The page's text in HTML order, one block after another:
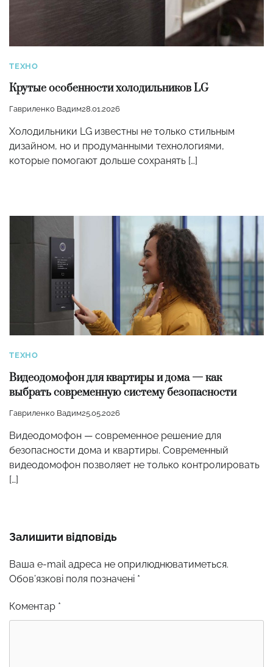
ТЕХНО
Крутые особенности холодильников LG
Гавриленко Вадим28.01.2026
Холодильники LG известны не только стильным
дизайном, но и продуманными технологиями,
которые помогают дольше сохранять […]
ТЕХНО
Видеодомофон для квартиры и дома — как
выбрать современную систему безопасности
Гавриленко Вадим25.05.2026
Видеодомофон — современное решение для
безопасности дома и квартиры. Современный
видеодомофон позволяет не только контролировать
[…]
Залишити відповідь
Ваша e-mail адреса не оприлюднюватиметься.
Обов’язкові поля позначені *
Коментар *